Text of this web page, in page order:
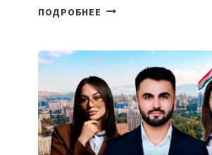
ПОДРОБНЕЕ СТАЛИ
ВНЕШНЕГО
ВИДА
НОВОГО
УСТРОЙСТВА
ОТ
OPENAI